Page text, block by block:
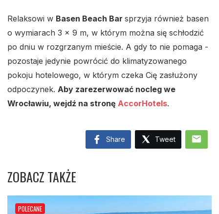
Relaksowi w Basen Beach Bar sprzyja również basen
o wymiarach 3 x 9 m, w którym można się schłodzić
po dniu w rozgrzanym mieście. A gdy to nie pomaga -
pozostaje jedynie powrócić do klimatyzowanego
pokoju hotelowego, w którym czeka Cię zasłużony
odpoczynek. Aby zarezerwować nocleg we
Wrocławiu, wejdź na stronę AccorHotels.
Share Tweet mail
ZOBACZ TAKŻE
POLECANE